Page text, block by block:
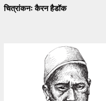
चित्रांकनः कैरन हैडॉक